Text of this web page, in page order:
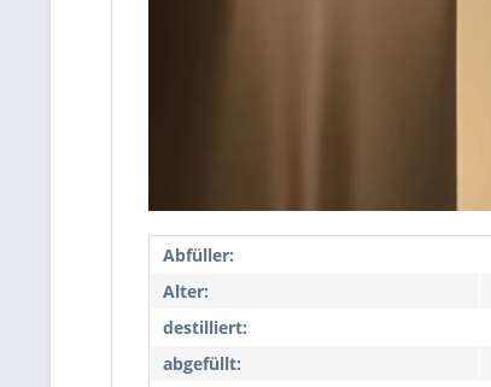
Abfüller:
Alter:
destilliert:
abgefüllt: